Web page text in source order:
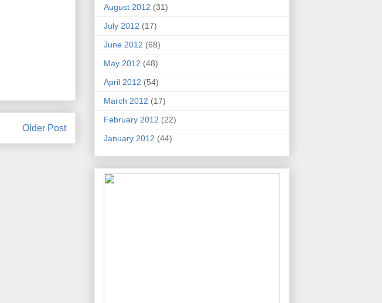
Older Post
August 2012 (31)
July 2012 (17)
June 2012 (68)
May 2012 (48)
April 2012 (54)
March 2012 (17)
February 2012 (22)
January 2012 (44)